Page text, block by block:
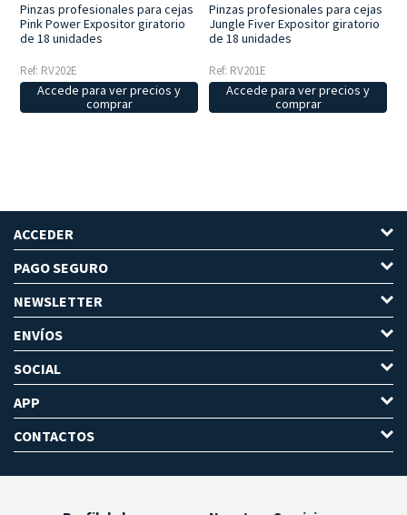
Pinzas profesionales para cejas
Pink Power Expositor giratorio
de 18 unidades
Ref: RV202E
Accede para ver precios y
comprar
Pinzas profesionales para cejas
Jungle Fiver Expositor giratorio
de 18 unidades
Ref: RV201E
Accede para ver precios y
comprar
ACCEDER
PAGO SEGURO
NEWSLETTER
ENVÍOS
SOCIAL
APP
CONTACTOS